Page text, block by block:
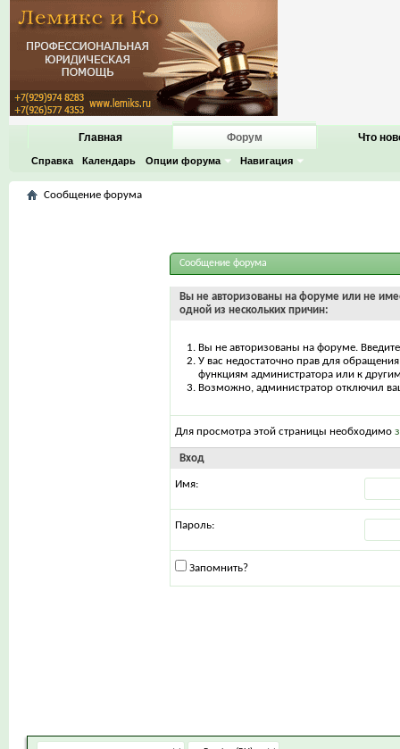
Главная Форум
Справка Календарь Опции форума Навигация
Что
Сообщение форума
Сообщение форума
Вы не авторизованы на форуме или не
одной из нескольких причин:
Вы не авторизованы на форуме.
У вас недостаточно прав для
функциям администратора или к
Возможно, администратор отключил
Для просмотра этой страницы необходимо
Вход
Имя:
Пароль:
Запомнить?